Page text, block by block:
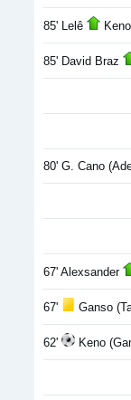
85' Lelê Keno
85' David Braz
80' G. Cano
67' Alexsander
67' Ganso
62' Keno